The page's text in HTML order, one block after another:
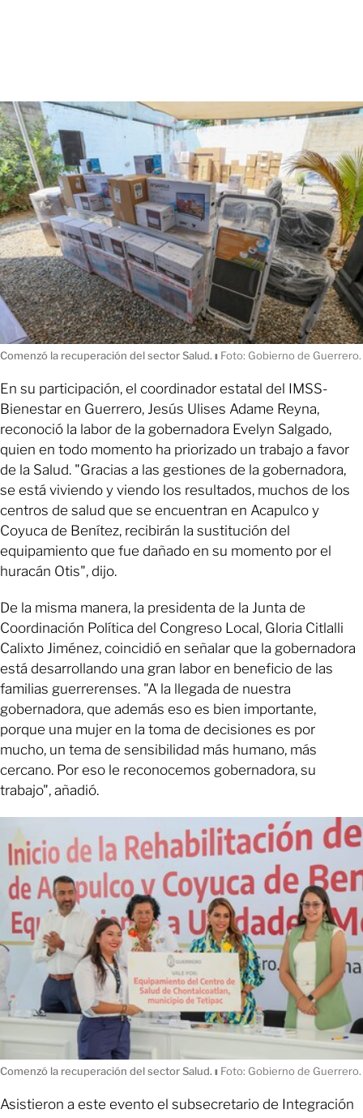
Comenzó la recuperación del sector Salud.ı Foto: Gobierno de Guerrero.
En su participación, el coordinador estatal del IMSS-
Bienestar en Guerrero, Jesús Ulises Adame Reyna,
reconoció la labor de la gobernadora Evelyn Salgado,
quien en todo momento ha priorizado un trabajo a favor
de la Salud. "Gracias a las gestiones de la gobernadora,
se está viviendo y viendo los resultados, muchos de los
centros de salud que se encuentran en Acapulco y
Coyuca de Benítez, recibirán la sustitución del
equipamiento que fue dañado en su momento por el
huracán Otis", dijo.
De la misma manera, la presidenta de la Junta de
Coordinación Política del Congreso Local, Gloria Citlalli
Calixto Jiménez, coincidió en señalar que la gobernadora
está desarrollando una gran labor en beneficio de las
familias guerrerenses. "A la llegada de nuestra
gobernadora, que además eso es bien importante,
porque una mujer en la toma de decisiones es por
mucho, un tema de sensibilidad más humano, más
cercano. Por eso le reconocemos gobernadora, su
trabajo", añadió.
Comenzó la recuperación del sector Salud.ı Foto: Gobierno de Guerrero.
Asistieron a este evento el subsecretario de Integración